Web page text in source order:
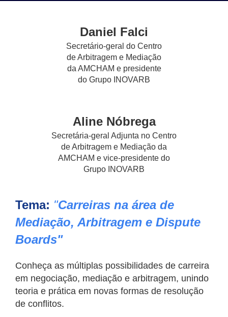
Daniel Falci
Secretário-geral do Centro
de Arbitragem e Mediação
da AMCHAM e presidente
do Grupo INOVARB
Aline Nóbrega
Secretária-geral Adjunta no Centro
de Arbitragem e Mediação da
AMCHAM e vice-presidente do
Grupo INOVARB
Tema: "Carreiras na área de
Mediação, Arbitragem e Dispute
Boards"
Conheça as múltiplas possibilidades de carreira
em negociação, mediação e arbitragem, unindo
teoria e prática em novas formas de resolução
de conflitos.